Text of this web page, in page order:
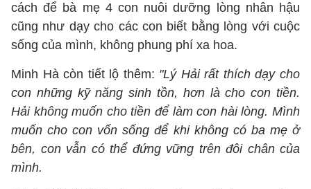
cách để bà mẹ 4 con nuôi dưỡng lòng nhân hậu
cũng như dạy cho các con biết bằng lòng với cuộc
sống của mình, không phung phí xa hoa.
Minh Hà còn tiết lộ thêm: "Lý Hải rất thích dạy cho
con những kỹ năng sinh tồn, hơn là cho con tiền.
Hải không muốn cho tiền để làm con hài lòng. Mình
muốn cho con vốn sống để khi không có ba mẹ ở
bên, con vẫn có thể đứng vững trên đôi chân của
mình.